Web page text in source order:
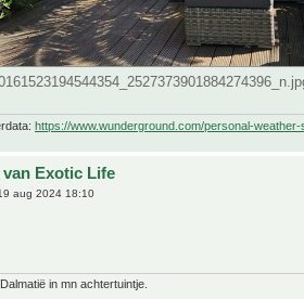
https://www.wunderground.com/personal-
Exotic Life
aug 2024 18:10
in mn achtertuintje.